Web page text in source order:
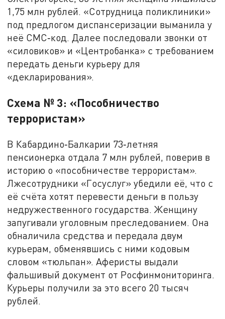
1,75 млн рублей. «Сотрудница поликлиники»
под предлогом диспансеризации выманила у
неё СМС‑код. Далее последовали звонки от
«силовиков» и «Центробанка» с требованием
передать деньги курьеру для
«декларирования».
Схема № 3: «Пособничество
террористам»
В Кабардино‑Балкарии 73‑летняя
пенсионерка отдала 7 млн рублей, поверив в
историю о «пособничестве террористам».
Лжесотрудники «Госуслуг» убедили её, что с
её счёта хотят перевести деньги в пользу
недружественного государства. Женщину
запугивали уголовным преследованием. Она
обналичила средства и передала двум
курьерам, обменявшись с ними кодовым
словом «тюльпан». Аферисты выдали
фальшивый документ от Росфинмониторинга.
Курьеры получили за это всего 20 тысяч
рублей.